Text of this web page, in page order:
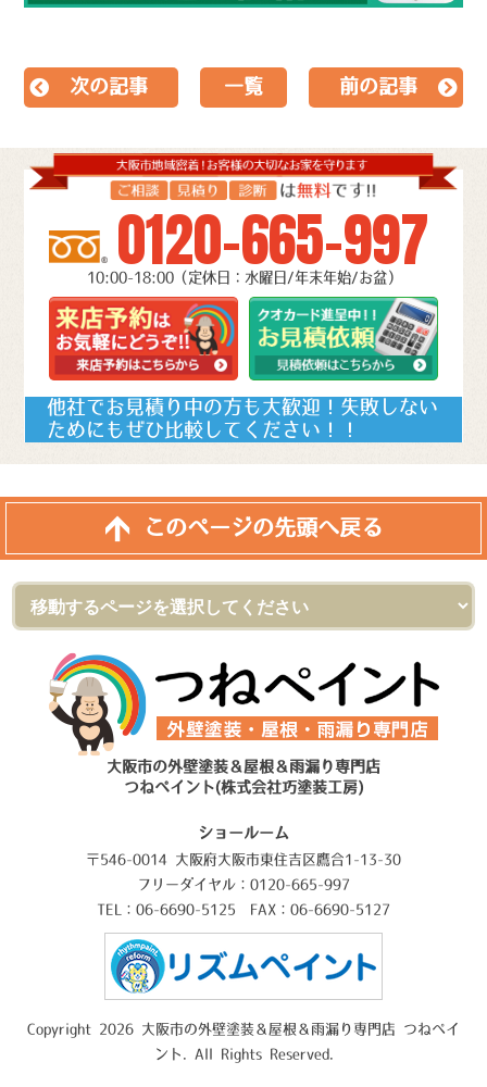
次の記事 一覧 前の記事
0120-665-997
10:00-18:00（定休日：水曜日/年末年始/お盆）
他社でお見積り中の方も大歓迎！失敗しない
ためにもぜひ比較してください！！
このページの先頭へ戻る
大阪市の外壁塗装＆屋根＆雨漏り専門店
つねペイント(株式会社巧塗装工房)
ショールーム
〒546-0014 大阪府大阪市東住吉区鷹合1-13-30
フリーダイヤル：0120-665-997
TEL：06-6690-5125 FAX：06-6690-5127
Copyright 2026 大阪市の外壁塗装＆屋根＆雨漏り専門店 つねペイ
ント. All Rights Reserved.